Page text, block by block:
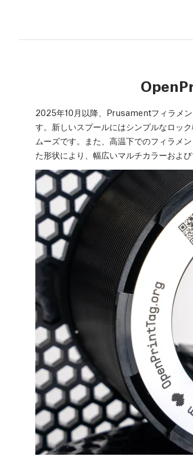
2025年10月以降、Prusamentフィラメン
す。新しいスプールにはシンプルなロッ
ムーズです。また、高温下でのフィラメ
た形状により、幅広いマルチカラーおよ